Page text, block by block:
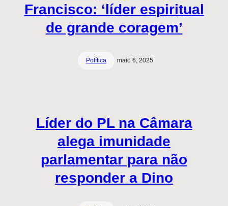
Francisco: ‘líder espiritual
de grande coragem’
Política maio 6, 2025
Líder do PL na Câmara
alega imunidade
parlamentar para não
responder a Dino